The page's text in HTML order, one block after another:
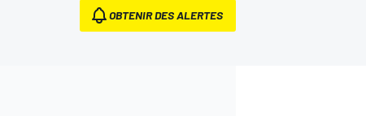
OBTENIR DES ALERTES